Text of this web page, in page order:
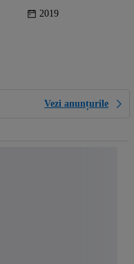
2019
Vezi anunțurile